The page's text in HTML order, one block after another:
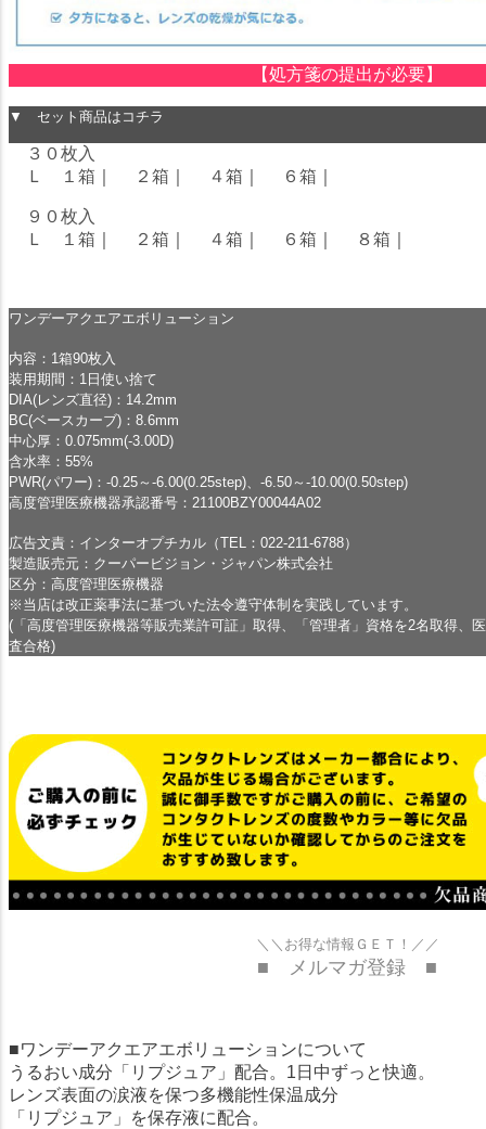
【処方箋の提出が必要】
▼ セット商品はコチラ
３０枚入
Ｌ １箱
２箱 ４箱 ６箱
９０枚入
Ｌ １箱
２箱 ４箱 ６箱 ８箱
ワンデーアクエアエボリューション
内容：1箱90枚入
装用期間：1日使い捨て
DIA(レンズ直径)：14.2mm
BC(ベースカーブ)：8.6mm
中心厚：0.075mm(-3.00D)
含水率：55%
PWR(パワー)：-0.25～-6.00(0.25step)、-6.50～-10.00(0.50step)
高度管理医療機器承認番号：21100BZY00044A02
広告文責：インターオプチカル（TEL：022-211-6788）
製造販売元：クーパービジョン・ジャパン株式会社
区分：高度管理医療機器
※当店は改正薬事法に基づいた法令遵守体制を実践しています。
(「高度管理医療機器等販売業許可証」取得、「管理者」資格を2名取得、
査合格)
＼＼お得な情報ＧＥＴ！／／
■ メルマガ登録 ■
■ワンデーアクエアエボリューションについて
うるおい成分「リプジュア」配合。1日中ずっと快適。
レンズ表面の涙液を保つ多機能性保温成分
「リプジュア」を保存液に配合。